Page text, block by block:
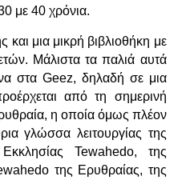
με 40 χρόνια.
και μια μικρή βιβλιοθήκη με
Μάλιστα τα παλιά αυτά
στα Geez, δηλαδή σε μια
από τη σημερινή
η οποία όμως πλέον
γλώσσα λειτουργίας της
Tewahedo, της
της Ερυθραίας, της